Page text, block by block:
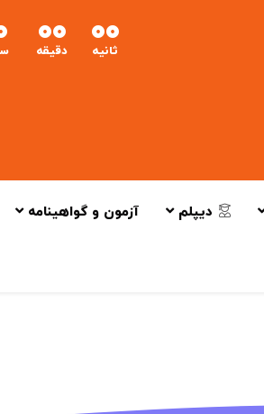
00
دقیقه 00
ثانیه
دیپلم آزمون و گواهینامه